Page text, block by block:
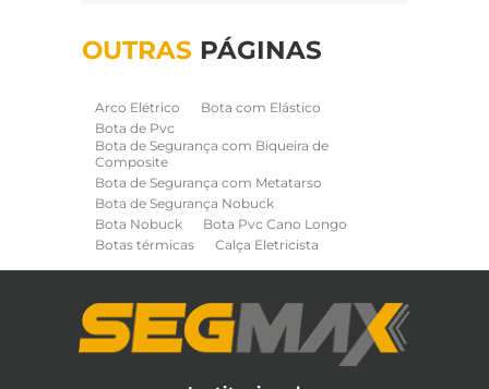
OUTRAS PÁGINAS
Arco Elétrico
Bota com Elástico
Bota de Pvc
Bota de Segurança com Biqueira de
Composite
Bota de Segurança com Metatarso
Bota de Segurança Nobuck
Bota Nobuck
Bota Pvc Cano Longo
Botas térmicas
Calça Eletricista
Capa de Chuva
Cinto de Segurança para Eletricista
Cinto de Seguranca Paraquedista
Cone de Sinalização